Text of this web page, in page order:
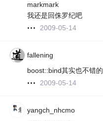
markmark
我还是回侏罗纪吧
2009-05-14
fallening
boost::bind其实也不错的
2009-05-14
yangch_nhcmo